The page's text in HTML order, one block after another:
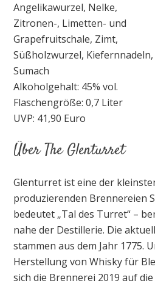
Angelikawurzel, Nelke,
Zitronen-, Limetten- und
Grapefruitschale, Zimt,
Süßholzwurzel,
Sumach
Alkoholgehalt: 45% vol.
Flaschengröße: 0,7 Liter
UVP: 41,90 Euro
Über The Glenturret
Glenturret ist eine der
produzierenden Brennereien
bedeutet „Tal des Turret“ –
nahe der Destillerie. Die
stammen aus dem Jahr 1775.
Herstellung von Whisky für
sich die Brennerei 2019 auf die